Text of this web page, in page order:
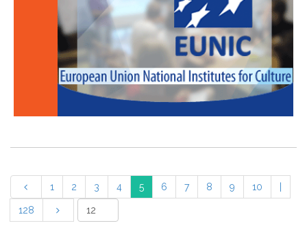
1 2 3 4 5 6 7 8 9 10
128